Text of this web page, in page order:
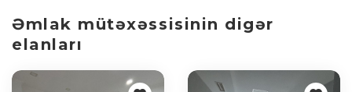
Əmlak mütəxəssisinin digər
elanları